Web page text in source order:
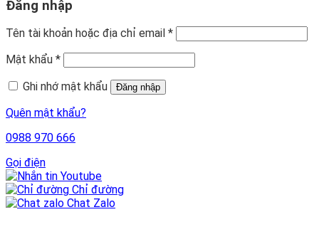
Đăng nhập
Tên tài khoản hoặc địa chỉ email *
Mật khẩu *
Ghi nhớ mật khẩu
Đăng nhập
Quên mật khẩu?
0988 970 666
Gọi điện
Youtube
Chỉ đường
Chat Zalo